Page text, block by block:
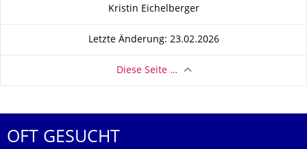
Kristin Eichelberger
Letzte Änderung: 23.02.2026
Diese Seite …
OFT GESUCHT